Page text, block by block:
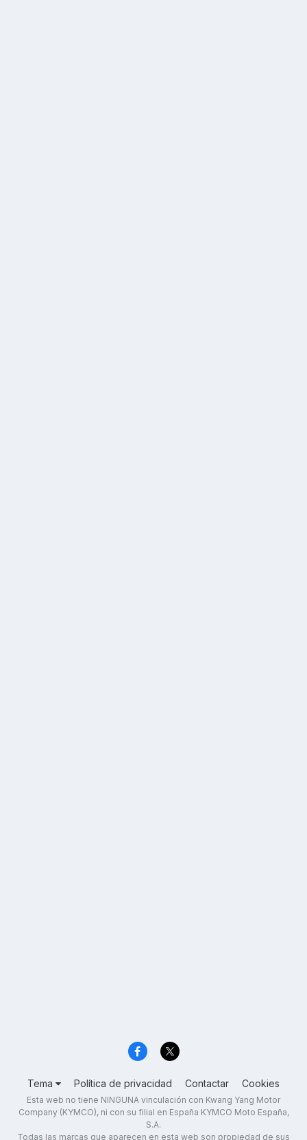
Tema Política de privacidad Contactar Cookies
Esta web no tiene NINGUNA vinculación con Kwang Yang Motor
Company (KYMCO), ni con su filial en España KYMCO Moto España,
S.A.
Todas las marcas que aparecen en esta web son propiedad de sus